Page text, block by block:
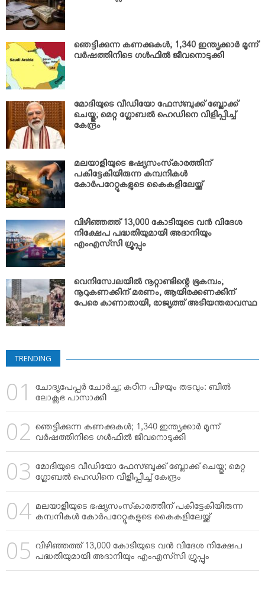
ഞെട്ടിക്കുന്ന കണക്കുകള്‍; 1,340 ഇന്ത്യക്കാര്‍ മൂന്ന്
വര്‍ഷത്തിനിടെ ഗള്‍ഫില്‍ ജീവനൊടുക്കി
മോദിയുടെ വീഡിയോ ഫേസ്ബുക്ക് ബ്ലോക്ക്
ചെയ്തു; മെറ്റ ഗ്ലോബല്‍ ഹെഡിനെ വിളിപ്പിച്ച്
കേന്ദ്രം
മലയാളിയുടെ ഭഷ്യസംസ്‌കാരത്തിന്
പകിട്ടേകിയിരുന്ന കമ്പനികള്‍
കോര്‍പറേറ്റുകളുടെ കൈകളിലേയ്ക്ക്
വിഴിഞ്ഞത്ത് 13,000 കോടിയുടെ വന്‍ വിദേശ
നിക്ഷേപ പദ്ധതിയുമായി അദാനിയും
എംഎസ്‌സി ഗ്രൂപ്പും
വെനിസ്വേലയില്‍ നൂറ്റാണ്ടിന്റെ ഭൂകമ്പം;
നൂറുകണക്കിന് മരണം, ആയിരക്കണക്കിന്
പേരെ കാണാതായി, രാജ്യത്ത് അടിയന്തരാവസ്ഥ
TRENDING
ചോദ്യപേപ്പര്‍ ചോര്‍ച്ച; കഠിന പിഴയും തടവും: ബില്‍
ലോക്സഭ പാസാക്കി
ഞെട്ടിക്കുന്ന കണക്കുകള്‍; 1,340 ഇന്ത്യക്കാര്‍ മൂന്ന്
വര്‍ഷത്തിനിടെ ഗള്‍ഫില്‍ ജീവനൊടുക്കി
മോദിയുടെ വീഡിയോ ഫേസ്ബുക്ക് ബ്ലോക്ക് ചെയ്തു; മെറ്റ
ഗ്ലോബല്‍ ഹെഡിനെ വിളിപ്പിച്ച് കേന്ദ്രം
മലയാളിയുടെ ഭഷ്യസംസ്‌കാരത്തിന് പകിട്ടേകിയിരുന്ന
കമ്പനികള്‍ കോര്‍പറേറ്റുകളുടെ കൈകളിലേയ്ക്ക്
വിഴിഞ്ഞത്ത് 13,000 കോടിയുടെ വന്‍ വിദേശ നിക്ഷേപ
പദ്ധതിയുമായി അദാനിയും എംഎസ്‌സി ഗ്രൂപ്പും